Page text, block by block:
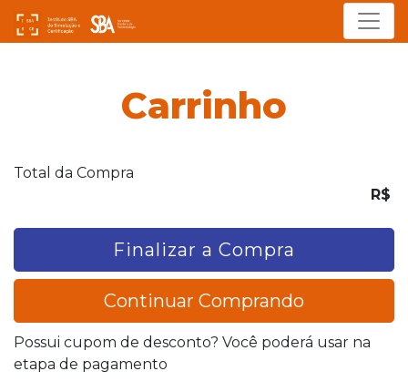
Menu
Carrinho
Total da Compra
R$
Finalizar a Compra
Continuar Comprando
Possui cupom de desconto? Você poderá usar na
etapa de pagamento